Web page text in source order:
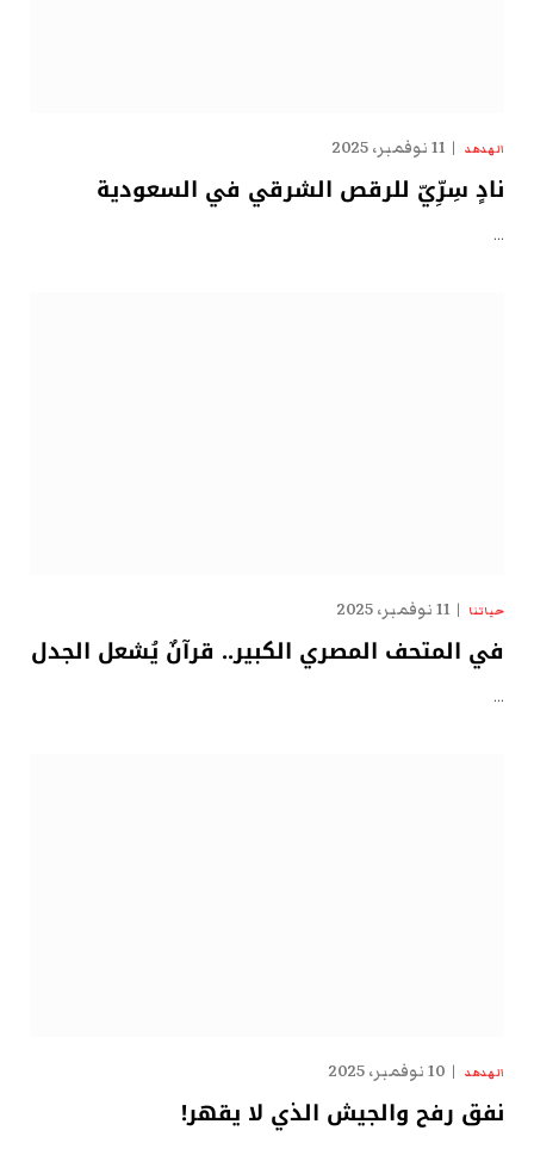
الهدهد 11 نوفمبر، 2025
نادٍ سِرِّيّ للرقص الشرقي في السعودية
…
حياتنا 11 نوفمبر، 2025
في المتحف المصري الكبير.. قرآنٌ يُشعل الجدل
…
الهدهد 10 نوفمبر، 2025
نفق رفح والجيش الذي لا يقهر!